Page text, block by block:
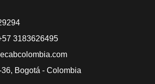
3183626495
Bogotá - Colombia